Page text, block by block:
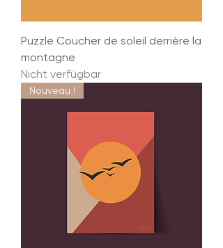
Puzzle Coucher de soleil derrière la
montagne
Nicht verfügbar
Nouveau !